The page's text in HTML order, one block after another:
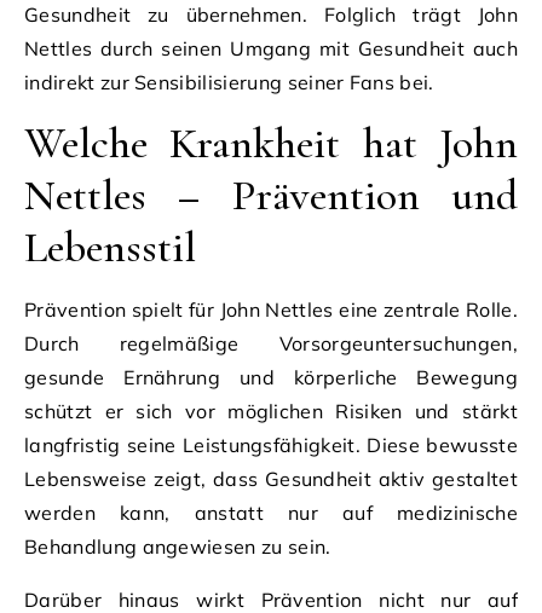
Gesundheit zu übernehmen. Folglich trägt John
Nettles durch seinen Umgang mit Gesundheit auch
indirekt zur Sensibilisierung seiner Fans bei.
Welche Krankheit hat John
Nettles – Prävention und
Lebensstil
Prävention spielt für John Nettles eine zentrale Rolle.
Durch regelmäßige Vorsorgeuntersuchungen,
gesunde Ernährung und körperliche Bewegung
schützt er sich vor möglichen Risiken und stärkt
langfristig seine Leistungsfähigkeit. Diese bewusste
Lebensweise zeigt, dass Gesundheit aktiv gestaltet
werden kann, anstatt nur auf medizinische
Behandlung angewiesen zu sein.
Darüber hinaus wirkt Prävention nicht nur auf